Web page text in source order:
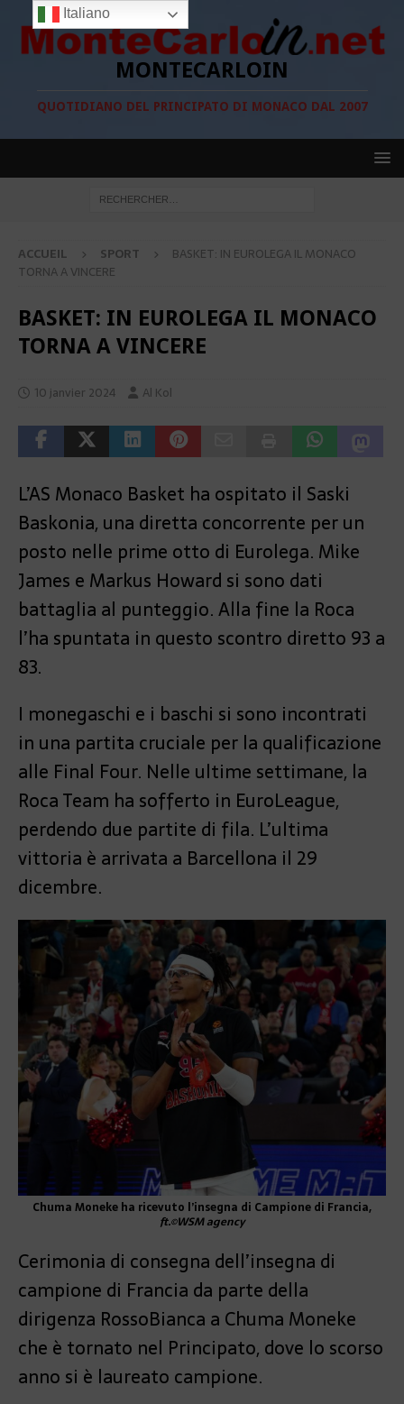
MONTECARLOIN
QUOTIDIANO DEL PRINCIPATO DI MONACO DAL 2007
ACCUEIL SPORT
BASKET: IN EUROLEGA IL MONACO
TORNA A VINCERE
BASKET: IN EUROLEGA IL MONACO
TORNA A VINCERE
10 janvier 2024 Al Kol
L’AS Monaco Basket ha ospitato il Saski
Baskonia, una diretta concorrente per un
posto nelle prime otto di Eurolega. Mike
James e Markus Howard si sono dati
battaglia al punteggio. Alla fine la Roca
l’ha spuntata in questo scontro diretto 93 a
83.
I monegaschi e i baschi si sono incontrati
in una partita cruciale per la qualificazione
alle Final Four. Nelle ultime settimane, la
Roca Team ha sofferto in EuroLeague,
perdendo due partite di fila. L’ultima
vittoria è arrivata a Barcellona il 29
dicembre.
Chuma Moneke ha ricevuto l’insegna di Campione di Francia,
ft.©WSM agency
Cerimonia di consegna dell’insegna di
campione di Francia da parte della
dirigenza RossoBianca a Chuma Moneke
che è tornato nel Principato, dove lo scorso
anno si è laureato campione.
Italiano